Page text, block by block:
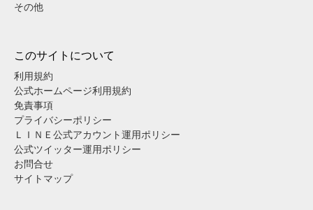
その他
このサイトについて
利用規約
公式ホームページ利用規約
免責事項
プライバシーポリシー
ＬＩＮＥ公式アカウント運用ポリシー
公式ツイッター運用ポリシー
お問合せ
サイトマップ